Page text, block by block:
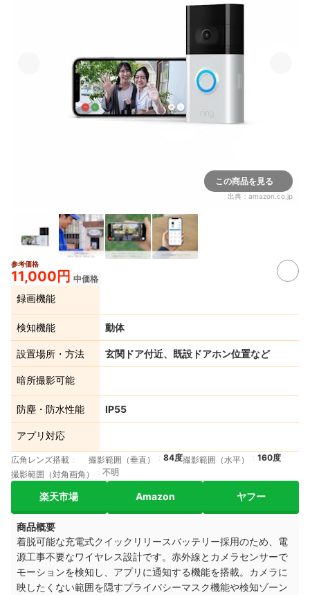
この商品を見る
出典： amazon.co.jp
参考価格
11,000円 中価格
録画機能
検知機能 動体
設置場所・方法 玄関ドア付近、既設ドアホン位置など
暗所撮影可能
防塵・防水性能 IP55
アプリ対応
広角レンズ搭載 撮影範囲（垂直） 84度撮影範囲（水平）
160度
撮影範囲（対角画角）
不明
楽天市場 Amazon ヤフー
商品概要
着脱可能な充電式クイックリリースバッテリー採用のため、電
源工事不要なワイヤレス設計です。赤外線とカメラセンサーで
モーションを検知し、 アプリに通知する機能を搭載。 カメラに
映したくない範囲を隠すプライバシーマスク機能や検知ゾーン